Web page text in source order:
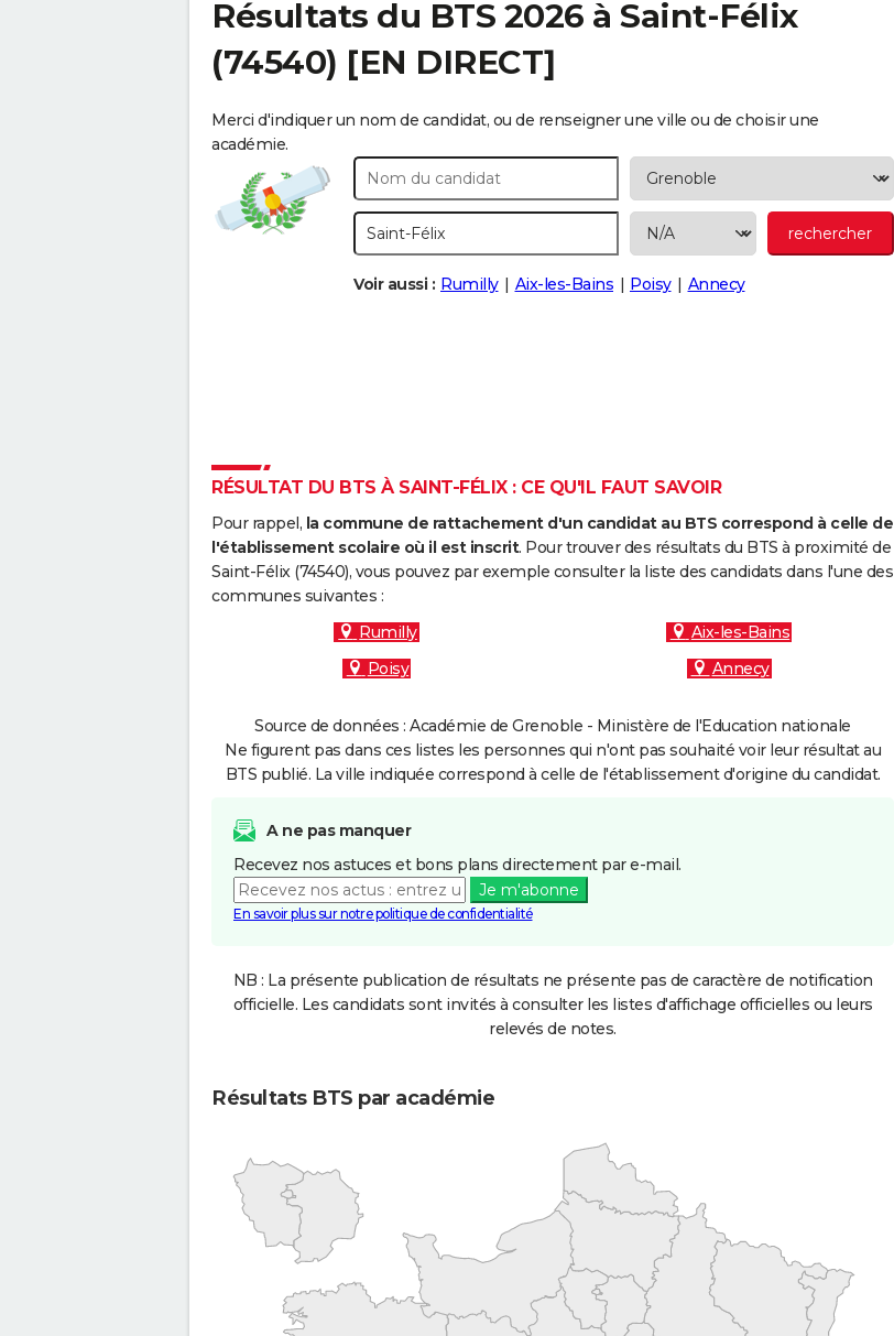
Résultats du BTS 2026 à Saint-Félix
(74540) [EN DIRECT]
Merci d'indiquer un nom de candidat, ou de renseigner une ville ou de choisir une
académie.
Voir aussi : Rumilly Aix-les-Bains Poisy Annecy
RÉSULTAT DU BTS À SAINT-FÉLIX : CE QU'IL FAUT SAVOIR
Pour rappel, la commune de rattachement d'un candidat au BTS correspond à celle de
l'établissement scolaire où il est inscrit. Pour trouver des résultats du BTS à proximité de
Saint-Félix (74540), vous pouvez par exemple consulter la liste des candidats dans l'une des
communes suivantes :
Rumilly
Aix-les-Bains
Poisy
Annecy
Source de données : Académie de Grenoble - Ministère de l'Education nationale
Ne figurent pas dans ces listes les personnes qui n'ont pas souhaité voir leur résultat au
BTS publié. La ville indiquée correspond à celle de l'établissement d'origine du candidat.
A ne pas manquer
Recevez nos astuces et bons plans directement par e-mail.
Je m'abonne
En savoir plus sur notre politique de confidentialité
NB : La présente publication de résultats ne présente pas de caractère de notification
officielle. Les candidats sont invités à consulter les listes d'affichage officielles ou leurs
relevés de notes.
Résultats BTS par académie